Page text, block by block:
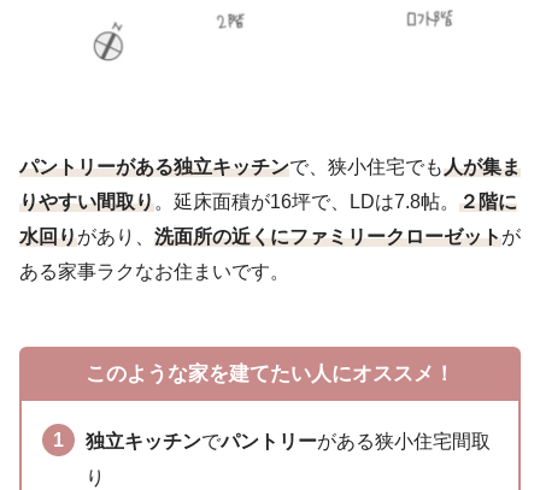
パントリーがある独立キッチンで、狭小住宅でも人が集ま
りやすい間取り。延床面積が16坪で、LDは7.8帖。 ２階に
水回りがあり、 洗面所の近くにファミリークローゼットが
ある家事ラクなお住まいです。
このような家を建てたい人にオススメ！
独立キッチンでパントリーがある狭小住宅間取
り